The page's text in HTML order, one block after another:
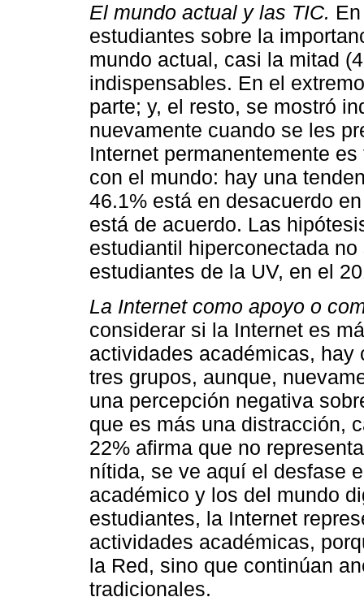
El mundo actual y las TIC.
estudiantes sobre la
mundo actual, casi la mitad
indispensables. En el
parte; y, el resto, se mostró
nuevamente cuando se les
Internet permanentemente
con el mundo: hay una
46.1% está en desacuerdo
está de acuerdo. Las
estudiantil hiperconectada
estudiantes de la UV, en el
La Internet como apoyo o
considerar si la Internet es
actividades académicas,
tres grupos, aunque,
una percepción negativa
que es más una distracción,
22% afirma que no
nítida, se ve aquí el desfase
académico y los del mundo
estudiantes, la Internet
actividades académicas,
la Red, sino que continúan
tradicionales.